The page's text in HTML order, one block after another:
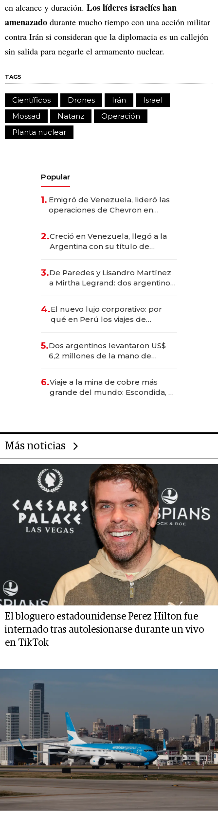
en alcance y duración. Los líderes israelíes han
amenazado durante mucho tiempo con una acción militar
contra Irán si consideran que la diplomacia es un callejón
sin salida para negarle el armamento nuclear.
TAGS
Científicos Drones Irán
Israel
Mossad
Natanz
Operación
Planta nuclear
Popular
1. Emigró de Venezuela, lideró las
operaciones de Chevron en
2.Creció en Venezuela, llegó a la
Argentina con su título de
las marcas "fast premium"
3.De Paredes y Lisandro Martínez
a Mirtha Legrand: dos argentinos
4.El nuevo lujo corporativo: por
qué en Perú los viajes de
para convertirse en experiencias
transformadoras
5.Dos argentinos levantaron US$
6,2 millones de la mano de
6.Viaje a la mina de cobre más
grande del mundo: Escondida, el
Más noticias
El bloguero estadounidense Perez Hilton fue
internado tras autolesionarse durante un vivo
en TikTok